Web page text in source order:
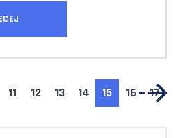
11 12 13 14 15 16 17